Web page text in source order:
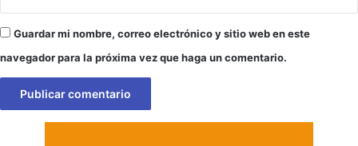
Guardar mi nombre, correo electrónico y sitio web en este
navegador para la próxima vez que haga un comentario.